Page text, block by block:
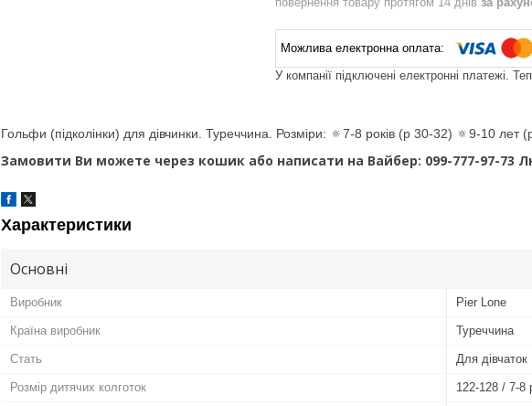
У компанії підключені електронні платежі.
Гольфи (підколінки) для дівчинки. Туреччина. Розміри: 🔅7-8 років (р 30-32) 🔅9-10
Замовити Ви можете через кошик або написати на Вайбер: 099-777-97-73
Характеристики
Основні
Виробник Pier Lone
Країна виробник Туреччина
Стать Для дівчаток
Розмір дитячих колготок 122-128 / 7-8